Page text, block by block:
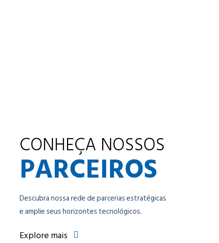
CONHEÇA NOSSOS
PARCEIROS
Descubra nossa rede de parcerias estratégicas
e amplie seus horizontes tecnológicos.
Explore mais